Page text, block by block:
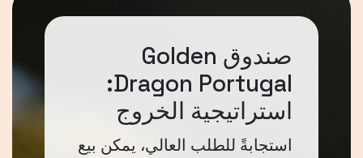
صندوق Golden
Dragon Portugal:
استراتيجية الخروج
استجابةً للطلب العالي، يمكن بيع